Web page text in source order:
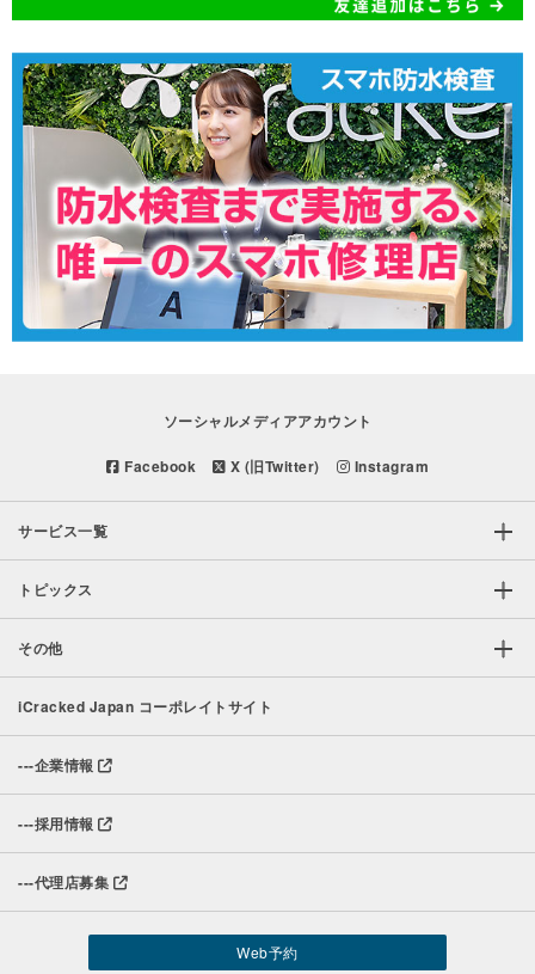
ソーシャルメディアアカウント
Facebook X (旧Twitter) Instagram
サービス一覧
トピックス
その他
iCracked Japan コーポレイトサイト
---企業情報
---採用情報
---代理店募集
Web予約